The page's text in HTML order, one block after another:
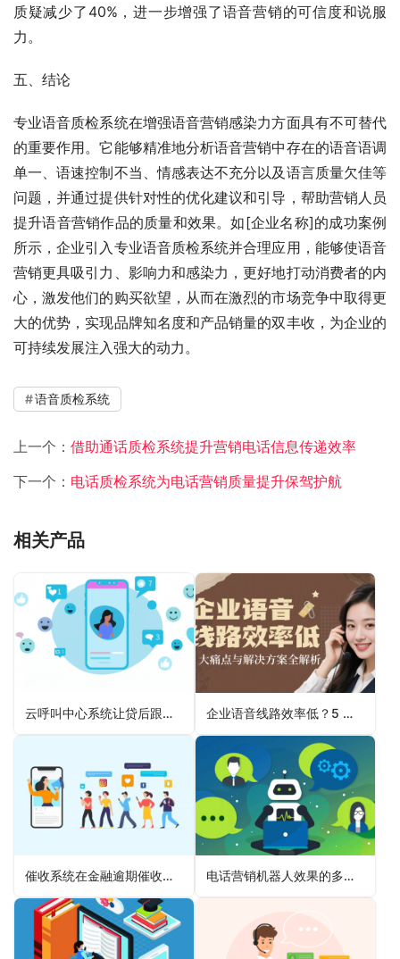
质疑减少了40%，进一步增强了语音营销的可信度和说服
力。
五、结论
专业语音质检系统在增强语音营销感染力方面具有不可替代
的重要作用。它能够精准地分析语音营销中存在的语音语调
单一、语速控制不当、情感表达不充分以及语言质量欠佳等
问题，并通过提供针对性的优化建议和引导，帮助营销人员
提升语音营销作品的质量和效果。如[企业名称]的成功案例
所示，企业引入专业语音质检系统并合理应用，能够使语音
营销更具吸引力、影响力和感染力，更好地打动消费者的内
心，激发他们的购买欲望，从而在激烈的市场竞争中取得更
大的优势，实现品牌知名度和产品销量的双丰收，为企业的
可持续发展注入强大的动力。
语音质检系统
上一个： 借助通话质检系统提升营销电话信息传递效率
下一个： 电话质检系统为电话营销质量提升保驾护航
相关产品
云呼叫中心系统让贷后跟踪流程更具效率和精度 企业语音线路效率低？5 大痛点与解决方案全解析
催收系统在金融逾期催收中利用大数据精准定位的策略 电话营销机器人效果的多维度分析